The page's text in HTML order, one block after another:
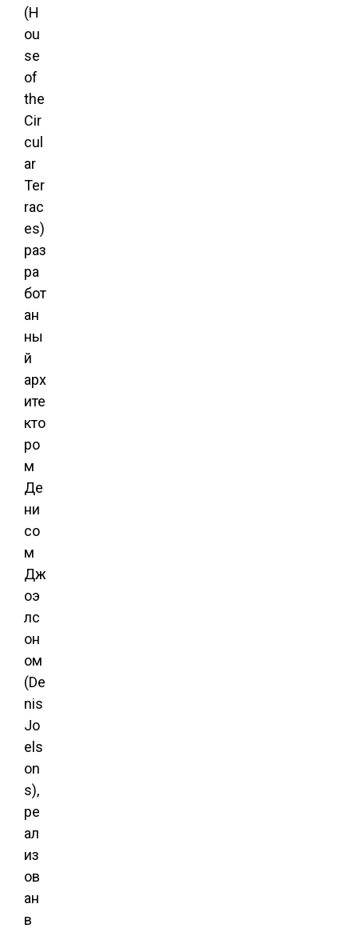
(H
ou
se
of
the
Cir
cul
ar
Ter
rac
es)
раз
ра
бот
ан
ны
й
арх
ите
кто
ро
м
Де
ни
со
м
Дж
оэ
лс
он
ом
(De
nis
Jo
els
on
s),
ре
ал
из
ов
ан
в